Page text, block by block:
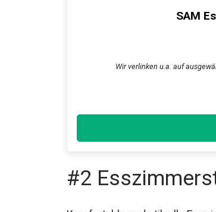
SAM
Wir verlinken u.a. auf
#2